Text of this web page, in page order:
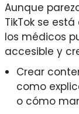
Aunque
TikTok se
los médicos
accesible y
Crear
como
o cómo